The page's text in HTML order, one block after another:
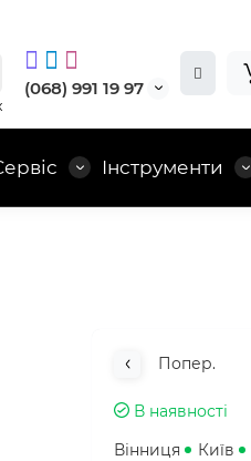
(068) 991 19 97
Інструменти
Попер.
В наявності
Вінниця
Київ